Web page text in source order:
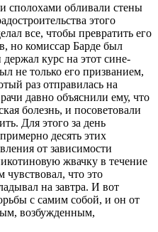
сполохами обливали стены
этого
все, чтобы превратить его
но комиссар Барде был
курс на этот сине-
не только его призванием,
раз отправилась на
давно объяснили ему, что
болезнь, и посоветовали
Для этого за день
десять этих
от зависимости
жвачку в течение
чувствовал, что это
на завтра. И вот
с самим собой, и он от
возбужденным,